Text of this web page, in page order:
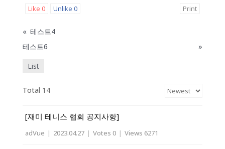
Like 0 Unlike 0 Print
« 테스트4
테스트6
»
List
Total 14
[재미 테니스 협회 공지사항]
adVue | 2023.04.27 | Votes 0 | Views 6271